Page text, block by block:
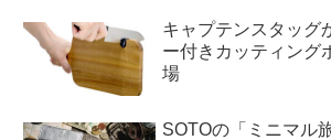
キャプテンスタッグ
ー付きカッティング
場
SOTOの「ミニマル